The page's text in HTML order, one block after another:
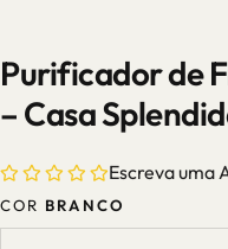
Purificador de
– Casa
Escreva uma
COR BRANCO